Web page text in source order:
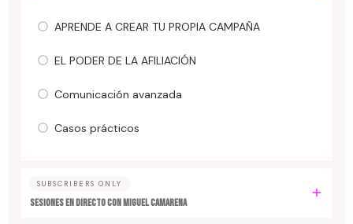
APRENDE A CREAR TU PROPIA CAMPAÑA
EL PODER DE LA AFILIACIÓN
Comunicación avanzada
Casos prácticos
SUBSCRIBERS ONLY
SESIONES EN DIRECTO CON MIGUEL CAMARENA